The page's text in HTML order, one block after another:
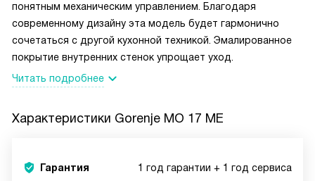
понятным механическим управлением. Благодаря
современному дизайну эта модель будет гармонично
сочетаться с другой кухонной техникой. Эмалированное
покрытие внутренних стенок упрощает уход.
Читать подробнее
Характеристики Gorenje MO 17 ME
Гарантия 1 год гарантии + 1 год сервиса